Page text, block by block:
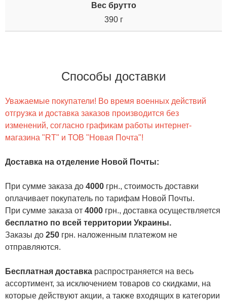
Вес брутто
390 г
Способы доставки
Уважаемые покупатели! Во время военных действий
отгрузка и доставка заказов производится без
изменений, согласно графикам работы интернет-
магазина "RT" и ТОВ "Новая Почта"!
Доставка на отделение Новой Почты:
При сумме заказа до 4000 грн., стоимость доставки
оплачивает покупатель по тарифам Новой Почты.
При сумме заказа от 4000 грн., доставка осуществляется
бесплатно по всей территории Украины.
Заказы до 250 грн. наложенным платежом не
отправляются.
Бесплатная доставка распространяется на весь
ассортимент, за исключением товаров со скидками, на
которые действуют акции, а также входящих в категории